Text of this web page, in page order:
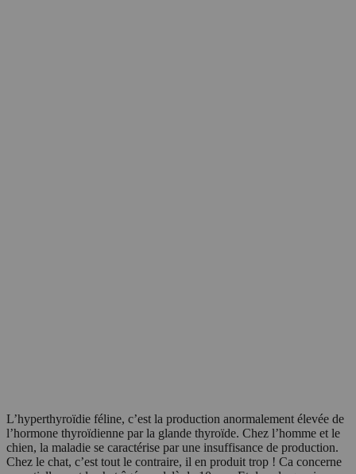
L’hyperthyroïdie féline, c’est la production anormalement élevée de
l’hormone thyroïdienne par la glande thyroïde. Chez l’homme et le
chien, la maladie se caractérise par une insuffisance de production.
Chez le chat, c’est tout le contraire, il en produit trop ! Ca concerne